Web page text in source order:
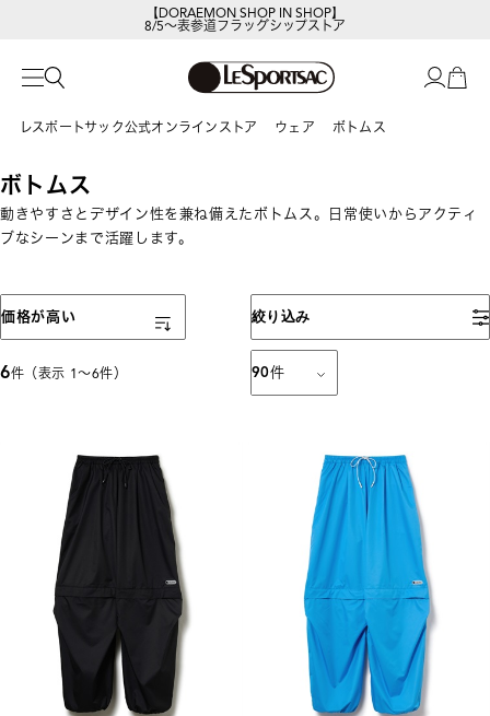
【DORAEMON SHOP IN SHOP】
8/5～表参道フラッグシップストア
レスポートサック公式オンラインストア ウェア ボトムス
ボトムス
動きやすさとデザイン性を兼ね備えたボトムス。日常使いからアクティ
ブなシーンまで活躍します。
絞り込み
6件（表示 1〜6件） 90件
表示順
価格が高い